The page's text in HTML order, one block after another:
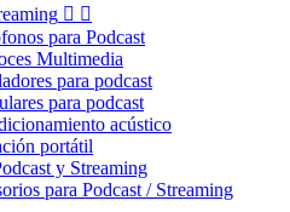
 
para Podcast
Multimedia
para podcast
para podcast
acústico
portátil
y Streaming
para Podcast / Streaming